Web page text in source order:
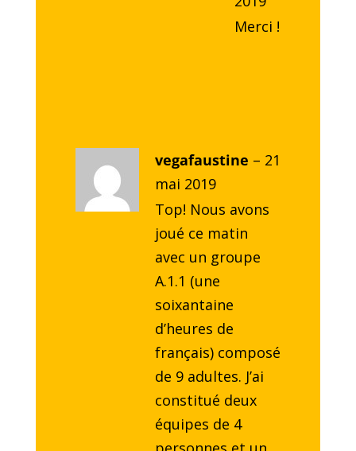
Merci !
vegafaustine – 21
mai 2019
Top! Nous avons
joué ce matin
avec un groupe
A.1.1 (une
soixantaine
d’heures de
français) composé
de 9 adultes. J’ai
constitué deux
équipes de 4